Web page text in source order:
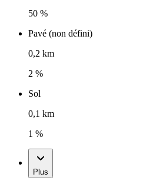
50 %
Pavé (non défini)
0,2 km
2 %
Sol
0,1 km
1 %
Plus